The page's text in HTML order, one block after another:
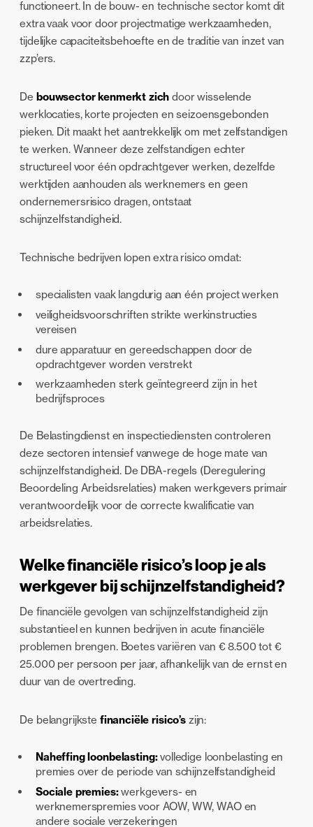
functioneert. In de bouw- en technische sector komt dit
extra vaak voor door projectmatige werkzaamheden,
tijdelijke capaciteitsbehoefte en de traditie van inzet van
zzp’ers.
De bouwsector kenmerkt zich door wisselende
werklocaties, korte projecten en seizoensgebonden
pieken. Dit maakt het aantrekkelijk om met zelfstandigen
te werken. Wanneer deze zelfstandigen echter
structureel voor één opdrachtgever werken, dezelfde
werktijden aanhouden als werknemers en geen
ondernemersrisico dragen, ontstaat
schijnzelfstandigheid.
Technische bedrijven lopen extra risico omdat:
specialisten vaak langdurig aan één project werken
veiligheidsvoorschriften strikte werkinstructies
vereisen
dure apparatuur en gereedschappen door de
opdrachtgever worden verstrekt
werkzaamheden sterk geïntegreerd zijn in het
bedrijfsproces
De Belastingdienst en inspectiediensten controleren
deze sectoren intensief vanwege de hoge mate van
schijnzelfstandigheid. De DBA-regels (Deregulering
Beoordeling Arbeidsrelaties) maken werkgevers primair
verantwoordelijk voor de correcte kwalificatie van
arbeidsrelaties.
Welke financiële risico’s loop je als
werkgever bij schijnzelfstandigheid?
De financiële gevolgen van schijnzelfstandigheid zijn
substantieel en kunnen bedrijven in acute financiële
problemen brengen. Boetes variëren van € 8.500 tot €
25.000 per persoon per jaar, afhankelijk van de ernst en
duur van de overtreding.
De belangrijkste financiële risico’szijn:
Naheffing loonbelasting:volledige loonbelasting en
premies over de periode van schijnzelfstandigheid
Sociale premies:werkgevers- en
werknemerspremies voor AOW, WW, WAO en
andere sociale verzekeringen